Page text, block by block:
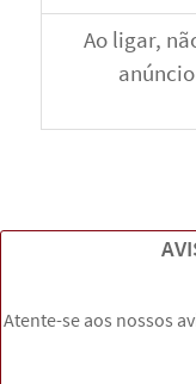
Ao ligar,
Atente-se aos nossos